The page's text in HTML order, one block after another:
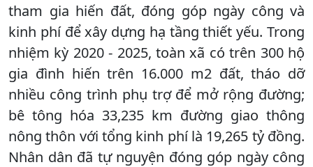
tham gia hiến đất, đóng góp ngày công và
kinh phí để xây dựng hạ tầng thiết yếu. Trong
nhiệm kỳ 2020 - 2025, toàn xã có trên 300 hộ
gia đình hiến trên 16.000 m2 đất, tháo dỡ
nhiều công trình phụ trợ để mở rộng đường;
bê tông hóa 33,235 km đường giao thông
nông thôn với tổng kinh phí là 19,265 tỷ đồng.
Nhân dân đã tự nguyện đóng góp ngày công